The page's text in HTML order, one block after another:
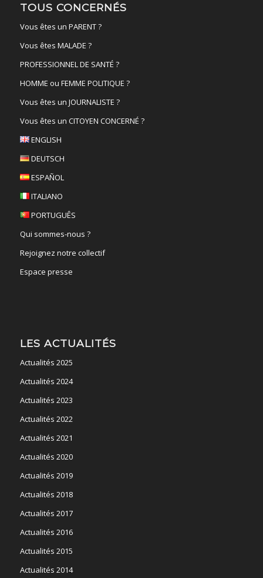
TOUS CONCERNÉS
Vous êtes un PARENT ?
Vous êtes MALADE ?
PROFESSIONNEL DE SANTÉ ?
HOMME ou FEMME POLITIQUE ?
Vous êtes un JOURNALISTE ?
Vous êtes un CITOYEN CONCERNÉ ?
ENGLISH
DEUTSCH
ESPAÑOL
ITALIANO
PORTUGUÊS
Qui sommes-nous ?
Rejoignez notre collectif
Espace presse
LES ACTUALITÉS
Actualités 2025
Actualités 2024
Actualités 2023
Actualités 2022
Actualités 2021
Actualités 2020
Actualités 2019
Actualités 2018
Actualités 2017
Actualités 2016
Actualités 2015
Actualités 2014